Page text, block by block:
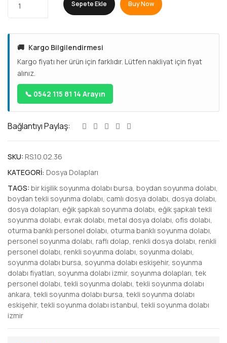
Sepete Ekle Buy Now
🚚 Kargo Bilgilendirmesi
Kargo fiyatı her ürün için farklıdır. Lütfen nakliyat için fiyat
alınız.
📞 0542 115 81 14 Arayın
Bağlantıyı Paylaş:
SKU: RS.10.02.36
KATEGORI: Dosya Dolapları
TAGS: bir kişilik soyunma dolabı bursa, boydan soyunma dolabı,
boydan tekli soyunma dolabı, camlı dosya dolabı, dosya dolabı,
dosya dolapları, eğik şapkalı soyunma dolabı, eğik şapkalı tekli
soyunma dolabı, evrak dolabı, metal dosya dolabı, ofis dolabı,
oturma banklı personel dolabı, oturma banklı soyunma dolabı,
personel soyunma dolabı, raflı dolap, renkli dosya dolabı, renkli
personel dolabı, renkli soyunma dolabı, soyunma dolabı,
soyunma dolabı bursa, soyunma dolabı eskişehir, soyunma
dolabı fiyatları, soyunma dolabı izmir, soyunma dolapları, tek
personel dolabı, tekli soyunma dolabı, tekli soyunma dolabı
ankara, tekli soyunma dolabı bursa, tekli soyunma dolabı
eskişehir, tekli soyunma dolabı istanbul, tekli soyunma dolabı
izmir